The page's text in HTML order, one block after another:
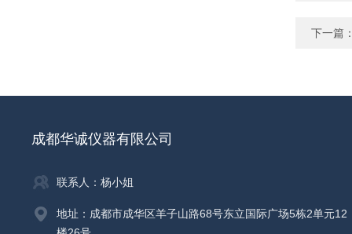
下一篇
成都华诚仪器有限公司
联系人：杨小姐
地址：成都市成华区羊子山路68号东立国际广场5栋2单元12